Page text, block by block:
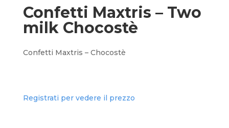
Confetti Maxtris – Two
milk Chocostè
Confetti Maxtris – Chocostè
Registrati per vedere il prezzo